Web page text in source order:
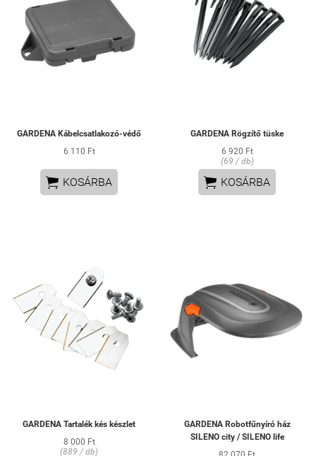
GARDENA Kábelcsatlakozó-védő
6 110 Ft
 KOSÁRBA
GARDENA Rögzítő tüske
6 920 Ft
(69 / db)
 KOSÁRBA
GARDENA Tartalék kés készlet
8 000 Ft
(889 / db)
GARDENA Robotfűnyíró ház
SILENO city / SILENO life